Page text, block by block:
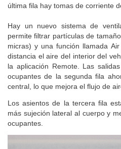
última fila hay tomas de corriente
Hay un nuevo sistema de
permite filtrar partículas de
micras) y una función llamada
distancia el aire del interior del
la aplicación Remote. Las
ocupantes de la segunda fila
central, lo que mejora el flujo de
Los asientos de la tercera fila
más sujeción lateral al cuerpo y
ocupantes.